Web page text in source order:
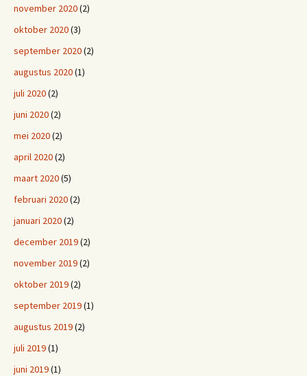
november 2020(2)
oktober 2020(3)
september 2020(2)
augustus 2020(1)
juli 2020(2)
juni 2020(2)
mei 2020(2)
april 2020(2)
maart 2020(5)
februari 2020(2)
januari 2020(2)
december 2019(2)
november 2019(2)
oktober 2019(2)
september 2019(1)
augustus 2019(2)
juli 2019(1)
juni 2019(1)